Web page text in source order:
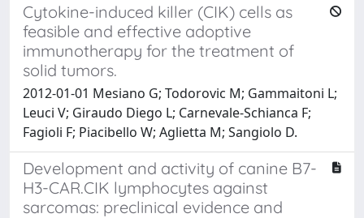
Cytokine-induced killer (CIK) cells as
feasible and effective adoptive
immunotherapy for the treatment of
solid tumors.
2012-01-01 Mesiano G; Todorovic M; Gammaitoni L;
Leuci V; Giraudo Diego L; Carnevale-Schianca F;
Fagioli F; Piacibello W; Aglietta M; Sangiolo D.
Development and activity of canine B7-
H3-CAR.CIK lymphocytes against
sarcomas: preclinical evidence and